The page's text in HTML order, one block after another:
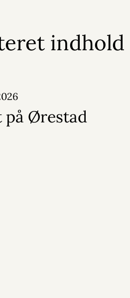
indhold
på Ørestad